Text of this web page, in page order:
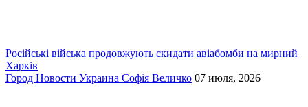
Російські війська продовжують скидати авіабомби на мирний
Харків
Город Новости Украина Софія Величко 07 июля, 2026